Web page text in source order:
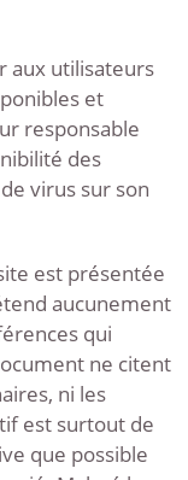
utilisateurs
et
responsable
des
virus sur son
est présentée
aucunement
qui
ne citent
ni les
est surtout de
que possible